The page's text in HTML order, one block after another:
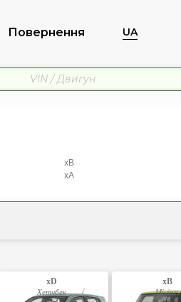
Повернення UA
xB
xA
xD
Хетчбек
xB
Мінівен